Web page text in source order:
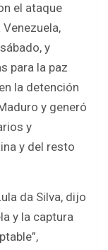
el ataque
y
para la paz
la detención
y generó
y
y del resto
da Silva, dijo
y la captura